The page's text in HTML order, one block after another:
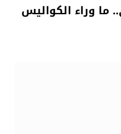
وراء الكواليس